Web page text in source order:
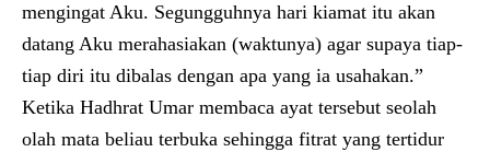
mengingat Aku. Segungguhnya hari kiamat itu akan
datang Aku merahasiakan (waktunya) agar supaya tiap-
tiap diri itu dibalas dengan apa yang ia usahakan.”
Ketika Hadhrat Umar membaca ayat tersebut seolah
olah mata beliau terbuka sehingga fitrat yang tertidur